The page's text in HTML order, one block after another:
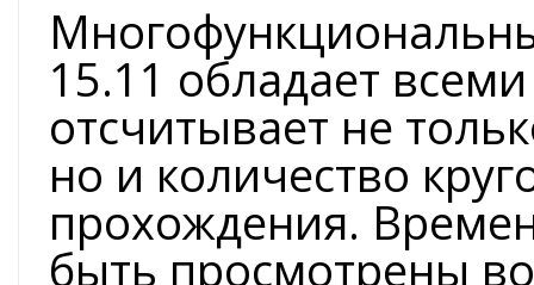
15.11 обладает
отсчитывает не
но и количество
прохождения.
быть просмотрены